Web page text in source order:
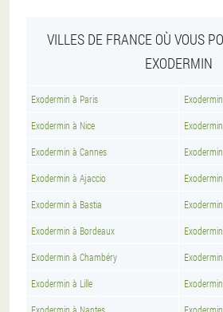
VILLES DE FRANCE OÙ VOUS
EXODERMIN
Exodermin à Paris
Exodermin à Nice
Exodermin à Cannes
Exodermin à Ajaccio
Exodermin à Bastia
Exodermin à Bordeaux
Exodermin à Chambéry
Exodermin à Lille